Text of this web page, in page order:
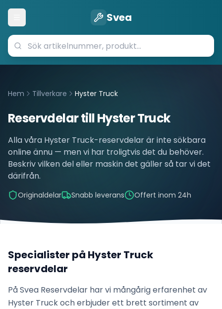
Öppna meny Svea
Hem Tillverkare Hyster Truck
Reservdelar tillHyster Truck
Alla våra Hyster Truck-reservdelar är inte sökbara
online ännu — men vi har troligtvis det du behöver.
Beskriv vilken del eller maskin det gäller så tar vi det
därifrån.
Originaldelar Snabb leverans Offert inom 24h
Specialister på Hyster Truck
reservdelar
På Svea Reservdelar har vi mångårig erfarenhet av
Hyster Truckoch erbjuder ett brett sortiment av